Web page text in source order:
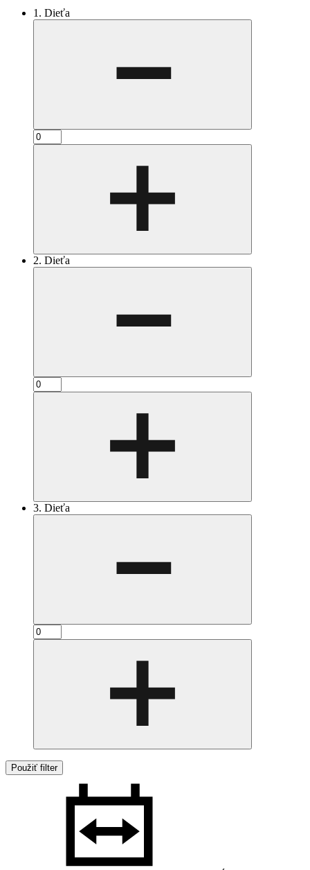
1. Dieťa
2. Dieťa
3. Dieťa
Použiť filter